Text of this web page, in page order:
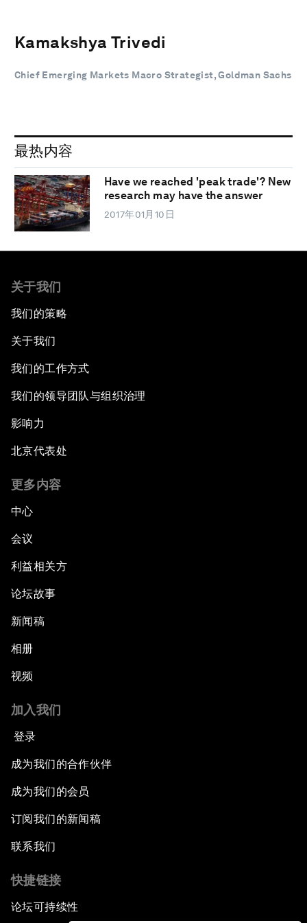
Kamakshya Trivedi
Chief Emerging Markets Macro Strategist, Goldman Sachs
最热内容
Have we reached 'peak trade'? New
research may have the answer
2017年01月10日
关于我们
我们的策略
关于我们
我们的工作方式
我们的领导团队与组织治理
影响力
北京代表处
更多内容
中心
会议
利益相关方
论坛故事
新闻稿
相册
视频
加入我们
登录
成为我们的合作伙伴
成为我们的会员
订阅我们的新闻稿
联系我们
快捷链接
论坛可持续性